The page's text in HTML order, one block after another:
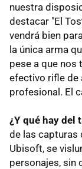
nuestra
destacar "El
vendrá bien
la única arma
pese a que
efectivo rifle de
profesional. El
¿Y qué hay del
de las capturas
Ubisoft, se
personajes, sin